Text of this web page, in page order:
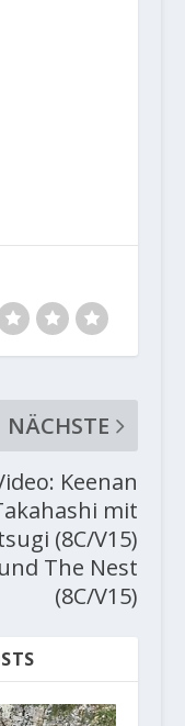
NÄCHSTE
Keenan
mit
(8C/V15)
und The Nest
(8C/V15)